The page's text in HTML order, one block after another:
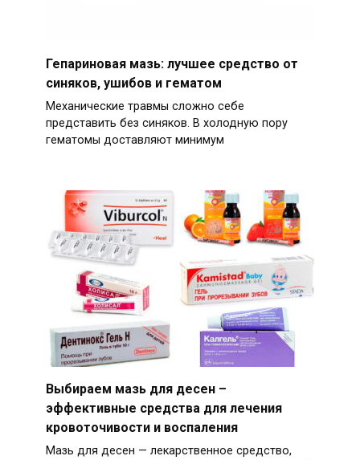
Гепариновая мазь: лучшее средство от
синяков, ушибов и гематом
Механические травмы сложно себе
представить без синяков. В холодную пору
гематомы доставляют минимум
Выбираем мазь для десен –
эффективные средства для лечения
кровоточивости и воспаления
Мазь для десен — лекарственное средство,